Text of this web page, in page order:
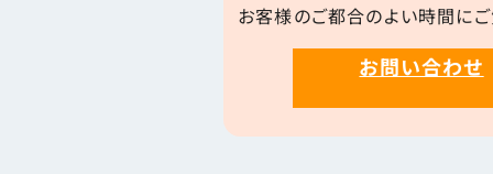
お客様のご都合のよい時間にご
お問い合わせ